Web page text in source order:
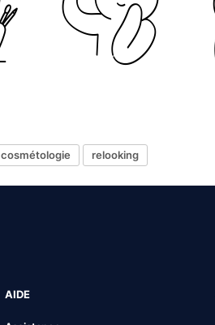
cosmétologie relooking
AIDE